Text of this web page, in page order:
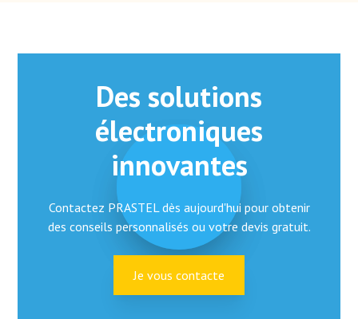
Des solutions
électroniques
innovantes
Contactez PRASTEL dès aujourd'hui pour obtenir
des conseils personnalisés ou votre devis gratuit.
Je vous contacte